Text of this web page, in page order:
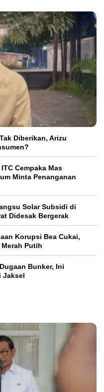
Diberikan, Arizu
Cempaka Mas
Minta Penanganan
Solar Subsidi di
Didesak Bergerak
Korupsi Bea Cukai,
Putih
Bunker, Ini
Jaksel